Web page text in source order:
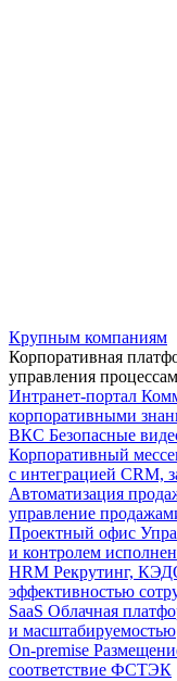
Крупным компаниям
Корпоративная
управления
Интранет-портал
корпоративными
ВКС Безопасные
Корпоративный
с интеграцией CRM,
Автоматизация
управление
Проектный офис
и контролем
HRM Рекрутинг,
эффективностью
SaaS Облачная
и масштабируемостью
On-premise
соответствие ФСТЭК